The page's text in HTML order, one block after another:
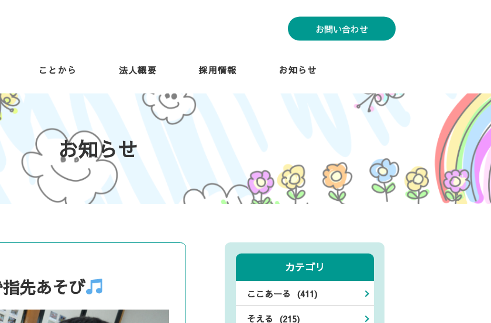
お問い合わせ
ことから 法人概要 採用情報 お知らせ
お知らせ
先あそび
カテゴリ
ここあーる (411)
そえる (215)